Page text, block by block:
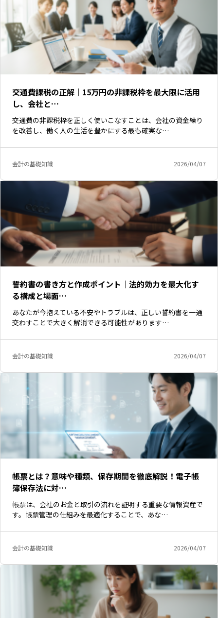
交通費課税の正解｜15万円の非課税枠を最大限に活用
し、会社と…
交通費の非課税枠を正しく使いこなすことは、会社の資金繰り
を改善し、働く人の生活を豊かにする最も確実な…
会計の基礎知識 2026/04/07
誓約書の書き方と作成ポイント｜法的効力を最大化す
る構成と場面…
あなたが今抱えている不安やトラブルは、正しい誓約書を一通
交わすことで大きく解消できる可能性があります…
会計の基礎知識 2026/04/07
帳票とは？意味や種類、保存期間を徹底解説！電子帳
簿保存法に対…
帳票は、会社のお金と取引の流れを証明する重要な情報資産で
す。帳票管理の仕組みを最適化することで、あな…
会計の基礎知識 2026/04/07